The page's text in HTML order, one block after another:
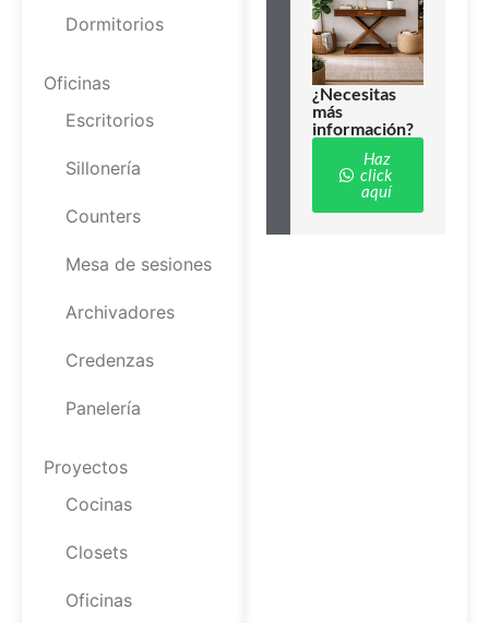
Dormitorios
Oficinas
Escritorios
Sillonería
Counters
Mesa de sesiones
Archivadores
Credenzas
Panelería
Proyectos
Cocinas
Closets
Oficinas
¿Necesitas
más
información?
Haz
click
aquí